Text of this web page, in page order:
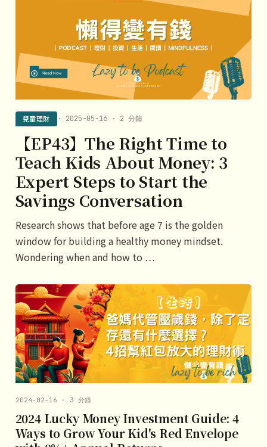
兒童理財 · 2025-05-16 · 2 分鐘
【EP43】The Right Time to
Teach Kids About Money: 3
Expert Steps to Start the
Savings Conversation
Research shows that before age 7 is the golden
window for building a healthy money mindset.
Wondering when and how to …
2024-02-16 · 3 分鐘
2024 Lucky Money Investment Guide: 4
Ways to Grow Your Kid's Red Envelope